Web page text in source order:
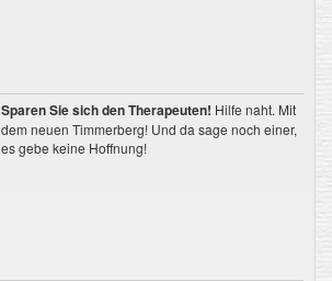
Sparen Sie sich den Therapeuten! Hilfe naht. Mit
dem neuen Timmerberg! Und da sage noch einer,
es gebe keine Hoffnung!